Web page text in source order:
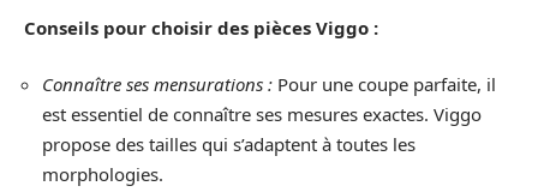
Conseils pour choisir des pièces Viggo :
Connaître ses mensurations : Pour une coupe parfaite, il
est essentiel de connaître ses mesures exactes. Viggo
propose des tailles qui s’adaptent à toutes les
morphologies.